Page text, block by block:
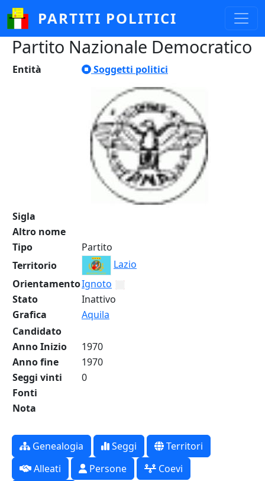
Salta al contenuto principale
PARTITI POLITICI
Partito Nazionale Democratico
Entità Soggetti politici
Sigla
Altro nome
Tipo
Partito
Territorio
Lazio
OrientamentoIgnoto
Stato
Inattivo
Grafica
Aquila
Candidato
Anno Inizio
1970
Anno fine
1970
Seggi vinti
0
Fonti
Nota
Genealogia Seggi
Territori
Alleati
Persone
Coevi